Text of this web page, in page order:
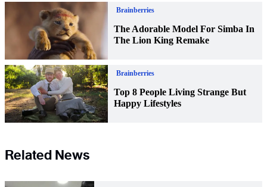
Related News